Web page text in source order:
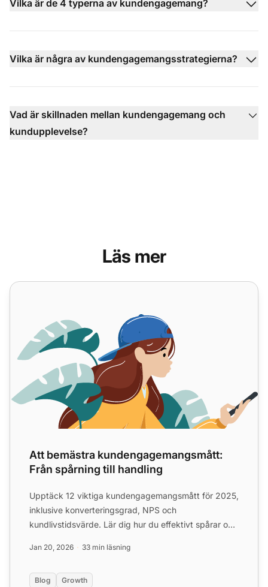
Vilka är de 4 typerna av kundengagemang?
Vilka är några av kundengagemangsstrategierna?
Vad är skillnaden mellan kundengagemang och
kundupplevelse?
Läs mer
Att bemästra kundengagemangsmått: Från spårning till
Att bemästra kundengagemangsmått:
Från spårning till handling
Upptäck 12 viktiga kundengagemangsmått för 2025,
inklusive konverteringsgrad, NPS och
kundlivstidsvärde. Lär dig hur du effektivt spårar och
Jan 20, 2026 33 min läsning
Blog Growth